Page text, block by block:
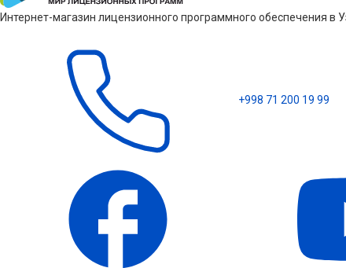
Интернет-магазин лицензионного программного обеспечения в
+998 71 200 19 99